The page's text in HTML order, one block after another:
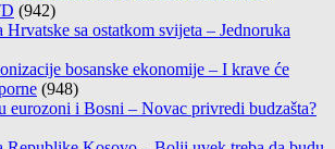
(942)
Hrvatske sa ostatkom svijeta – Jednoruka
bosanske ekonomije – I krave će
(948)
eurozoni i Bosni – Novac privredi budzašta?